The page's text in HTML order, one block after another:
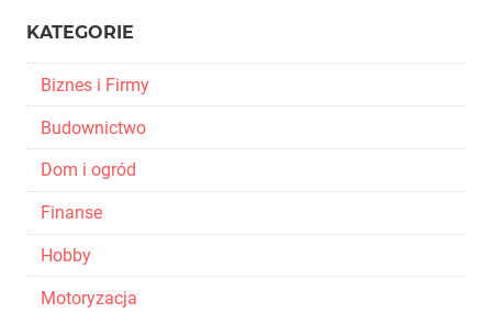
KATEGORIE
Biznes i Firmy
Budownictwo
Dom i ogród
Finanse
Hobby
Motoryzacja